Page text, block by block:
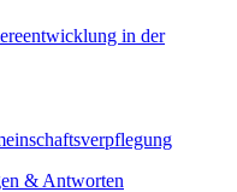
in der
& Antworten